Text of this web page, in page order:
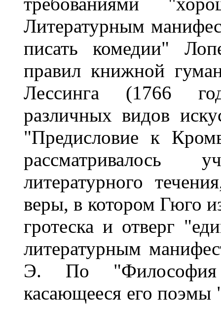
Литературным
писать комедии"
правил книжной
Лессинга (1766
различных видов
"Предисловие к
рассматривалось
литературного
веры, в котором Гюго
гротеска и отверг
литературным
Э. По "Философия
касающееся его